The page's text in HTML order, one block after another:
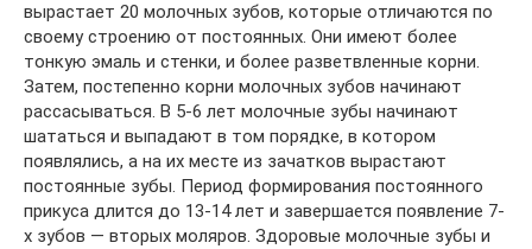
вырастает 20 молочных зубов, которые отличаются по
своему строению от постоянных. Они имеют более
тонкую эмаль и стенки, и более разветвленные корни.
Затем, постепенно корни молочных зубов начинают
рассасываться. В 5-6 лет молочные зубы начинают
шататься и выпадают в том порядке, в котором
появлялись, а на их месте из зачатков вырастают
постоянные зубы. Период формирования постоянного
прикуса длится до 13-14 лет и завершается появление 7-
х зубов — вторых моляров. Здоровые молочные зубы и